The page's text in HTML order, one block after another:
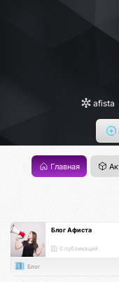
afista
Главная
Блог Афиста
0 публикаций
Блог